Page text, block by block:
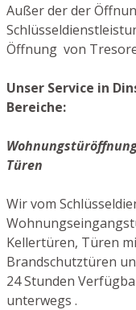
Außer der der
Öffnung von
Unser Service in
Bereiche:
Türen
Wir vom
Kellertüren, Türen
Brandschutztüren
24 Stunden
unterwegs .